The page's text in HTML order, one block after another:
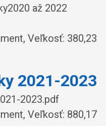
až 2022
Veľkosť: 380,23
2021-2023
2023.pdf
Veľkosť: 880,17